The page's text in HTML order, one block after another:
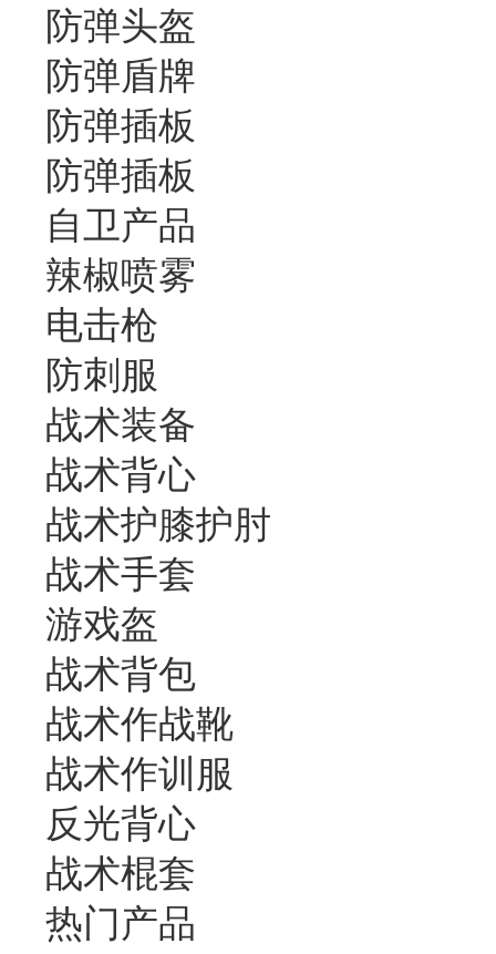
防弹头盔
防弹盾牌
防弹插板
防弹插板
自卫产品
辣椒喷雾
电击枪
防刺服
战术装备
战术背心
战术护膝护肘
战术手套
游戏盔
战术背包
战术作战靴
战术作训服
反光背心
战术棍套
热门产品